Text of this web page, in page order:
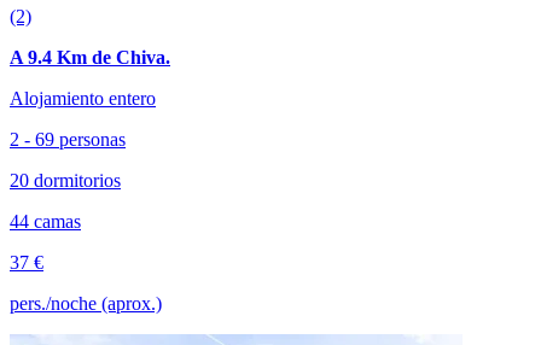
(2)
A 9.4 Km de Chiva.
Alojamiento entero
2 - 69 personas
20 dormitorios
44 camas
37 €
pers./noche (aprox.)